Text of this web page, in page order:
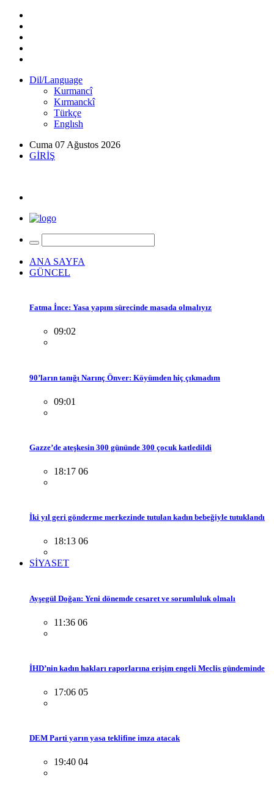
Dil/Language
Kurmancî
Kırmanckî
Türkçe
Englısh
Cuma 07 Ağustos 2026
GİRİŞ
ANA SAYFA
GÜNCEL
Fatma İnce: Yasa yapım sürecinde masada olmalıyız
09:02
90’ların tanığı Narınç Önver: Köyümden hiç çıkmadım
09:01
Gazze’de ateşkesin 300 gününde 300 çocuk katledildi
18:17 06
İki yıl geri gönderme merkezinde tutulan kadın bebeğiyle tutuklandı
18:13 06
SİYASET
Ayşegül Doğan: Yeni dönemde cesaret ve sorumluluk olmalı
11:36 06
İHD’nin kadın hakları raporlarına erişim engeli Meclis gündeminde
17:06 05
DEM Parti yarın yasa teklifine imza atacak
19:40 04